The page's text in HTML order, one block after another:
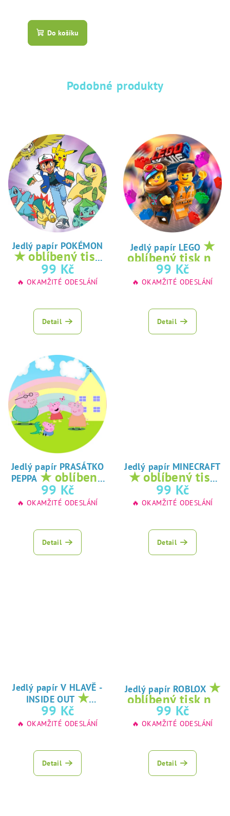
hodnocení
produktu
hvězdiček.
Do košíku
Podobné produkty
Jedlý papír POKÉMON
★ oblíbený tisk
na jedlý papír
99 Kč
🔥 OKAMŽITÉ ODESLÁNÍ
Detail
Jedlý papír LEGO ★
oblíbený tisk na
jedlý papír
99 Kč
🔥 OKAMŽITÉ ODESLÁNÍ
Detail
Jedlý papír PRASÁTKO
PEPPA ★ oblíbený
tisk na jedlý
papír
99 Kč
🔥 OKAMŽITÉ ODESLÁNÍ
Detail
Jedlý papír MINECRAFT
★ oblíbený tisk
na jedlý papír
99 Kč
🔥 OKAMŽITÉ ODESLÁNÍ
Detail
Jedlý papír V HLAVĚ -
INSIDE OUT ★
oblíbený tisk na
jedlý papír
99 Kč
🔥 OKAMŽITÉ ODESLÁNÍ
Detail
Jedlý papír ROBLOX ★
oblíbený tisk na
jedlý papír
99 Kč
🔥 OKAMŽITÉ ODESLÁNÍ
Detail